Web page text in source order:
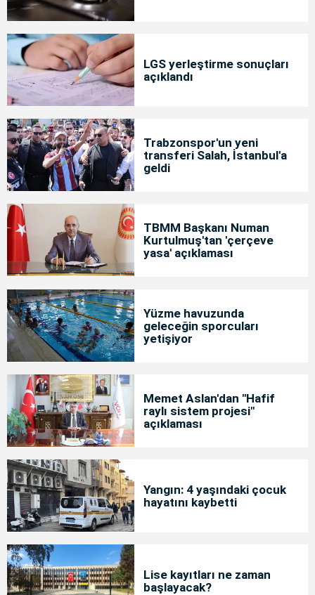
LGS yerleştirme sonuçları
açıklandı
Trabzonspor'un yeni
transferi Salah, İstanbul'a
geldi
TBMM Başkanı Numan
Kurtulmuş'tan 'çerçeve
yasa' açıklaması
Yüzme havuzunda
geleceğin sporcuları
yetişiyor
Memet Aslan'dan "Hafif
raylı sistem projesi"
açıklaması
Yangın: 4 yaşındaki çocuk
hayatını kaybetti
Lise kayıtları ne zaman
başlayacak?